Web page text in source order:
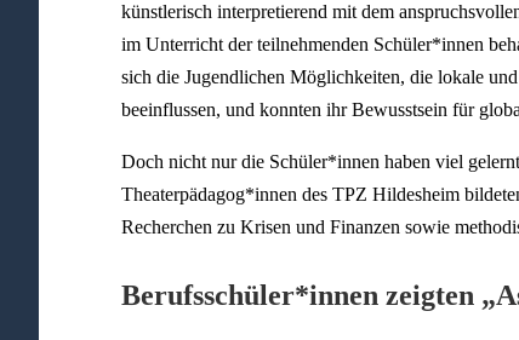
künstlerisch interpretierend mit dem
im Unterricht der teilnehmenden Schüler*innen
sich die Jugendlichen Möglichkeiten, die lokale
beeinflussen, und konnten ihr Bewusstsein für
Doch nicht nur die Schüler*innen haben viel
Theaterpädagog*innen des TPZ Hildesheim
Recherchen zu Krisen und Finanzen sowie
Berufsschüler*innen zeigten